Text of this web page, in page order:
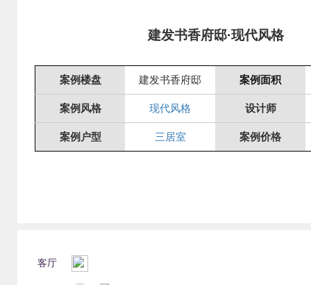
建发书香府邸·现代风格
案例楼盘 建发书香府邸 案例面积
案例风格 现代风格 设计师
案例户型 三居室 案例价格
客厅